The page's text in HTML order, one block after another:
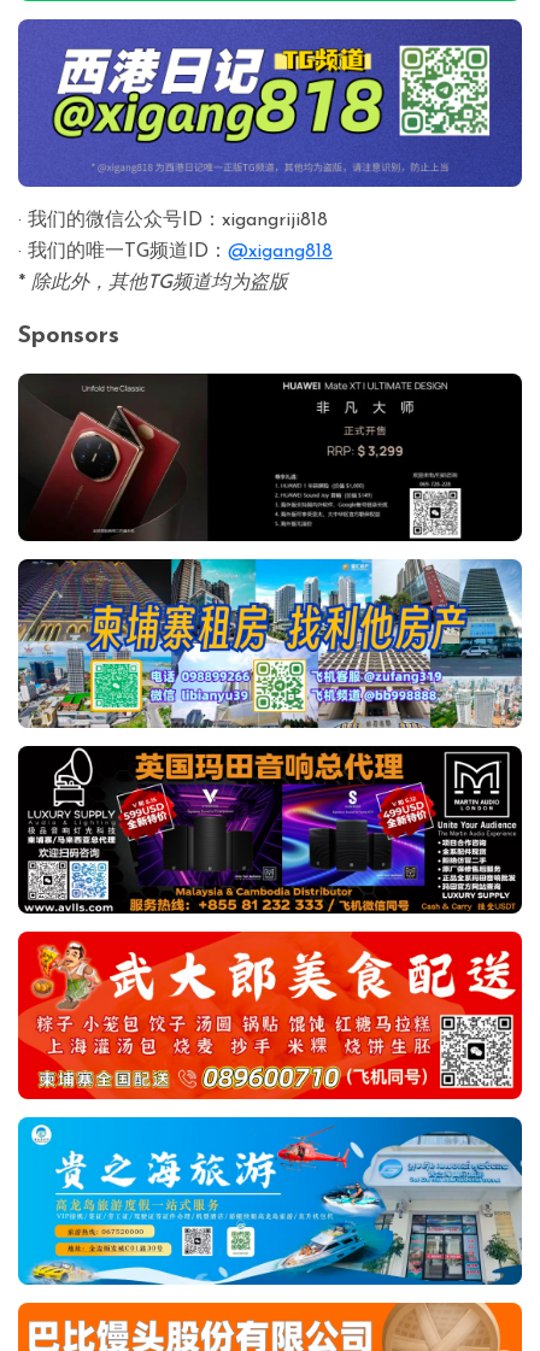
· 我们的微信公众号ID：xigangriji818
· 我们的唯一TG频道ID： @xigang818
* 除此外，其他TG频道均为盗版
Sponsors